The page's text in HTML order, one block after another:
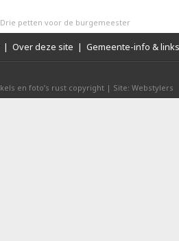
Drie petten voor de burgemeester
| Over deze site | Gemeente-info & links
en foto’s rust copyright | Site: Webstylers